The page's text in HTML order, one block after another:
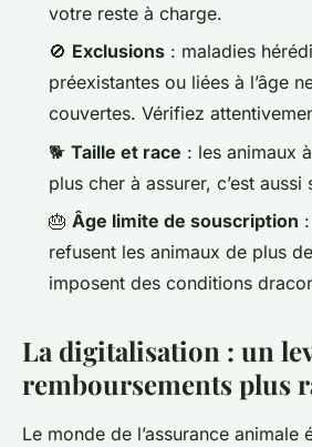
votre reste à charge.
🚫 Exclusions : maladies
préexistantes ou liées à l’âge
couvertes. Vérifiez
🐕 Taille et race : les animaux
plus cher à assurer, c’est
🎂 Âge limite de souscription
refusent les animaux de plus
imposent des conditions
La digitalisation : un
remboursements plus
Le monde de l’assurance animale